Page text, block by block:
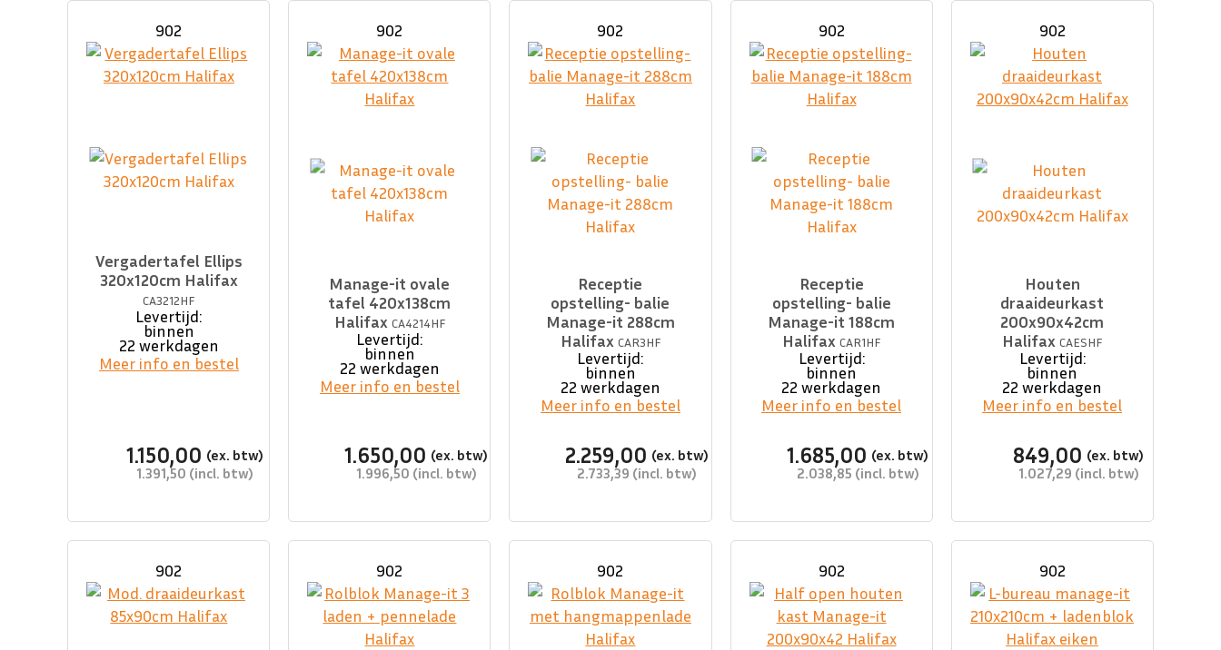
902
Vergadertafel Ellips
320x120cm Halifax
CA3212HF
Levertijd:
binnen
22 werkdagen
1.150,00
1.391,50
Meer info en bestel
902
Manage-it ovale
tafel 420x138cm
Halifax CA4214HF
Levertijd:
binnen
22 werkdagen
1.650,00
1.996,50
Meer info en bestel
902
Receptie
opstelling- balie
Manage-it 288cm
Halifax CAR3HF
Levertijd:
binnen
22 werkdagen
2.259,00
2.733,39
Meer info en bestel
902
Receptie
opstelling- balie
Manage-it 188cm
HalifaxCAR1HF
Levertijd:
binnen
22 werkdagen
1.685,00
2.038,85
Meer info en bestel
902
Houten
draaideurkast
200x90x42cm
HalifaxCAESHF
Levertijd:
binnen
22 werkdagen
849,00
1.027,29
Meer info en bestel
902 902 902 902 902